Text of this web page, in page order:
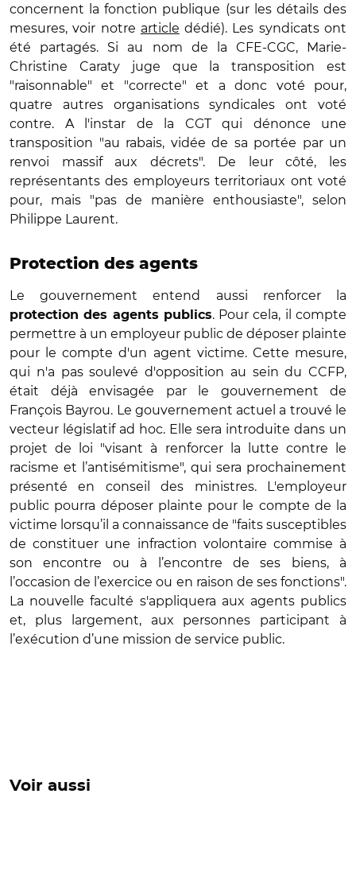
concernent la fonction publique (sur les détails des
mesures, voir notre article dédié). Les syndicats ont
été partagés. Si au nom de la CFE-CGC, Marie-
Christine Caraty juge que la transposition est
"raisonnable" et "correcte" et a donc voté pour,
quatre autres organisations syndicales ont voté
contre. A l'instar de la CGT qui dénonce une
transposition "au rabais, vidée de sa portée par un
renvoi massif aux décrets". De leur côté, les
représentants des employeurs territoriaux ont voté
pour, mais "pas de manière enthousiaste", selon
Philippe Laurent.
Protection des agents
Le gouvernement entend aussi renforcer la
protection des agents publics. Pour cela, il compte
permettre à un employeur public de déposer plainte
pour le compte d'un agent victime. Cette mesure,
qui n'a pas soulevé d'opposition au sein du CCFP,
était déjà envisagée par le gouvernement de
François Bayrou. Le gouvernement actuel a trouvé le
vecteur législatif ad hoc. Elle sera introduite dans un
projet de loi "visant à renforcer la lutte contre le
racisme et l’antisémitisme", qui sera prochainement
présenté en conseil des ministres. L'employeur
public pourra déposer plainte pour le compte de la
victime lorsqu’il a connaissance de "faits susceptibles
de constituer une infraction volontaire commise à
son encontre ou à l’encontre de ses biens, à
l’occasion de l’exercice ou en raison de ses fonctions".
La nouvelle faculté s'appliquera aux agents publics
et, plus largement, aux personnes participant à
l’exécution d’une mission de service public.
Voir aussi